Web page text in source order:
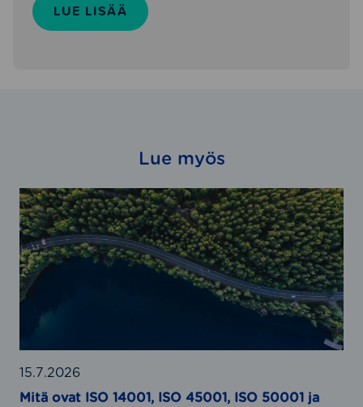
LUE LISÄÄ
Lue myös
M
i
t
ä
o
v
I
S
O
15.7.2026
Mitä ovat ISO 14001, ISO 45001, ISO 50001 ja